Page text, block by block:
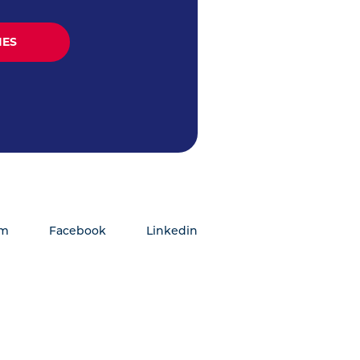
Facebook Linkedin